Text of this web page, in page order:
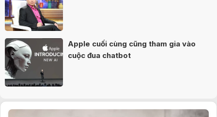
Apple cuối cùng cũng tham gia vào
cuộc đua chatbot